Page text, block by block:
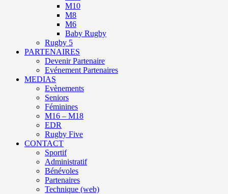
M10
M8
M6
Baby Rugby
Rugby 5
PARTENAIRES
Devenir Partenaire
Evénement Partenaires
MEDIAS
Evènements
Seniors
Féminines
M16 – M18
EDR
Rugby Five
CONTACT
Sportif
Administratif
Bénévoles
Partenaires
Technique (web)